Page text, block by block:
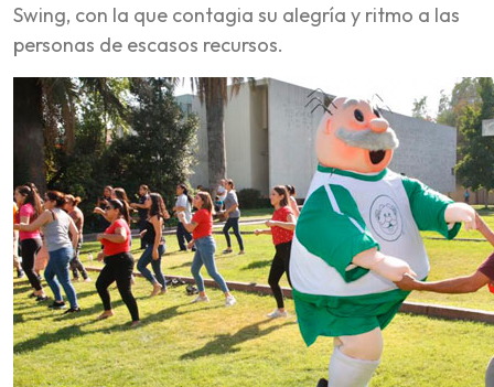
Swing, con la que contagia su alegría y ritmo a las
personas de escasos recursos.